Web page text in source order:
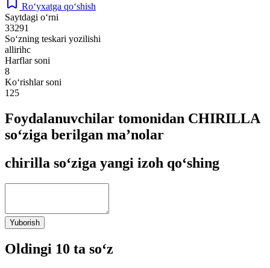
Ro‘yxatga qo‘shish
Saytdagi o‘rni
33291
So‘zning teskari yozilishi
allirihc
Harflar soni
8
Ko‘rishlar soni
125
Foydalanuvchilar tomonidan CHIRILLA
so‘ziga berilgan ma’nolar
chirilla so‘ziga yangi izoh qo‘shing
Yuborish
Oldingi 10 ta so‘z